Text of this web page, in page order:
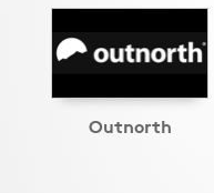
Outnorth